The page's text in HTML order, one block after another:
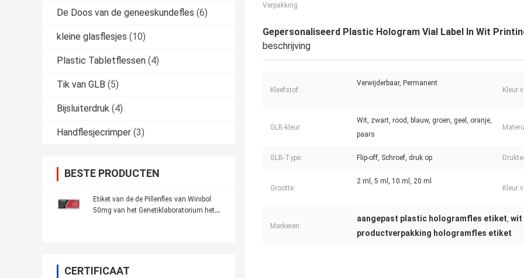
De Doos van de geneeskundefles (6)
kleine glasflesjes (10)
Plastic Tabletflessen (4)
Tik van GLB (5)
Bijsluiterdruk (4)
Handflesjecrimper (3)
BESTE PRODUCTEN
Etiket van de de Pillenfles van Winibol
50mg van het Genetiklaboratorium het
CERTIFICAAT
Verpakking
Gepersonaliseerd Plastic Hologram Vial Label In Wit
beschrijving
Kleefstof:
Verwijderbaar, Permanent
Kleur
GLB-kleur:
Wit, zwart, rood, blauw, groen, geel, oranje,
paars
GLB-Type: Flip-off, Schroef, druk op
Grootte:
2 ml, 5 ml, 10 ml, 20 ml
Kleur
Markeren:
aangepast plastic hologramfles etiket, wit
productverpakking hologramfles etiket